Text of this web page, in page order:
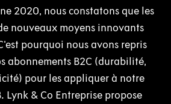
2020, nous constatons que les
nouveaux moyens innovants
pourquoi nous avons repris
abonnements B2C (durabilité,
pour les appliquer à notre
Lynk & Co Entreprise propose